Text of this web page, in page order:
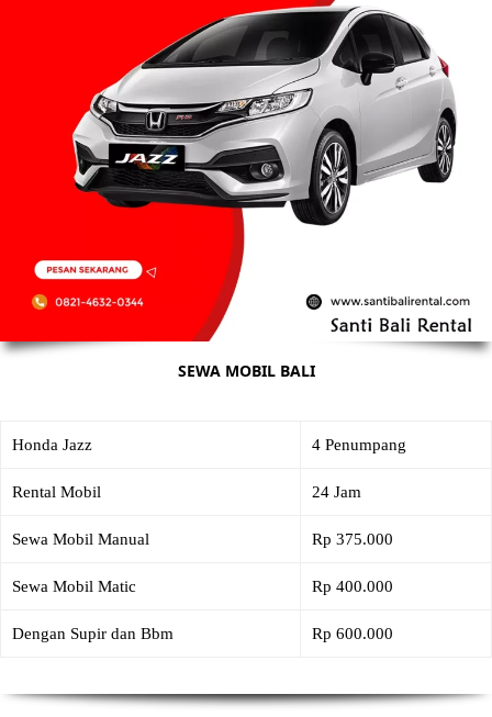
SEWA MOBIL BALI
Honda Jazz 4 Penumpang
Rental Mobil 24 Jam
Sewa Mobil Manual Rp 375.000
Sewa Mobil Matic Rp 400.000
Dengan Supir dan Bbm Rp 600.000